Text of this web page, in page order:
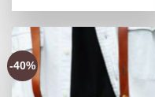
was: is:
-40%